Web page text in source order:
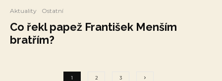
Aktuality Ostatní
Co řekl papež František Menším
bratřím?
1 2 3